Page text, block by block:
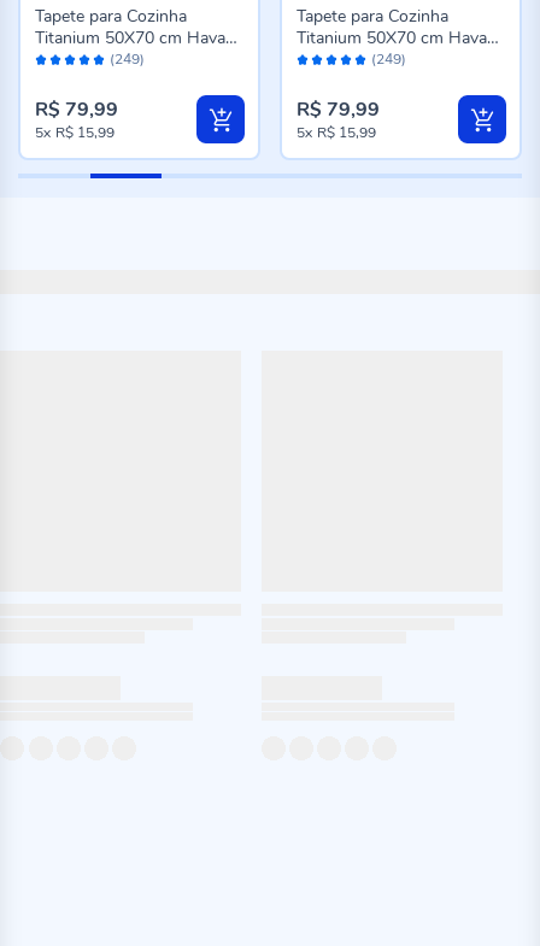
Avaliação: (249)
Tapete para Cozinha
Titanium 50X70 cm Havan
Casa - Marrom Escuro
R$ 79,99
5x R$ 15,99
Avaliação: (249)
Tapete para Cozinha
Titanium 50X70 cm Havan
Casa - Cinza
R$ 79,99
5x R$ 15,99